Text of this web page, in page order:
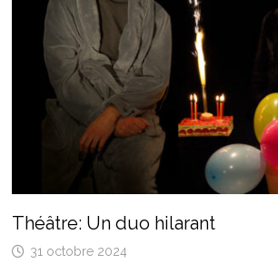
Théâtre: Un duo hilarant
31 octobre 2024